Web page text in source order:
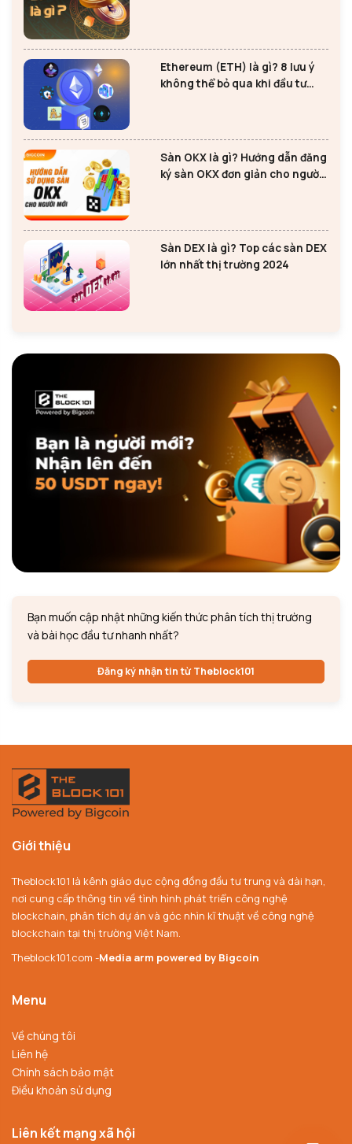
Ethereum (ETH) là gì? 8 lưu ý
không thể bỏ qua khi đầu tư
Sàn OKX là gì? Hướng dẫn đăng
ký sàn OKX đơn giản cho người
Sàn DEX là gì? Top các sàn DEX
lớn nhất thị trường 2024
Bạn muốn cập nhật những kiến thức phân tích thị trường
và bài học đầu tư nhanh nhất?
Đăng ký nhận tin từ Theblock101
Giới thiệu
Theblock101 là kênh giáo dục cộng đồng đầu tư trung và dài hạn,
nơi cung cấp thông tin về tình hình phát triển công nghệ
blockchain, phân tích dự án và góc nhìn kĩ thuật về công nghệ
blockchain tại thị trường Việt Nam.
Theblock101.com -Media arm powered by Bigcoin
Menu
Về chúng tôi
Liên hệ
Chính sách bảo mật
Điều khoản sử dụng
Liên kết mạng xã hội